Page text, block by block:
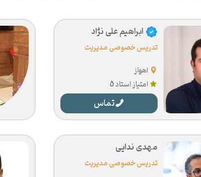
تدریس خصوصی مدیریت
اهواز
امتیاز استاد 5
تماس
مهدی ندایی
تدریس خصوصی مدیریت